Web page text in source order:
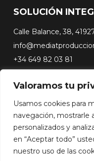
Valoramos tu
Usamos cookies para
navegación, mostrarle
personalizados y
en “Aceptar todo”
nuestro uso de las
SOLUCIÓN
Calle Balance, 38,
+34 649 82 03 81
A CONTRA
DOCUSERIES